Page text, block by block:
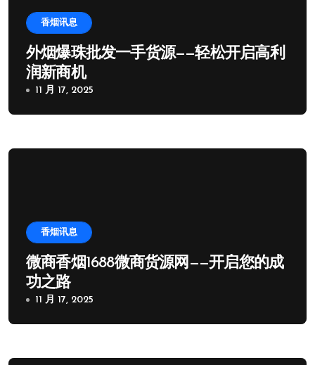
香烟讯息
外烟爆珠批发一手货源——轻松开启高利
润新商机
11 月 17, 2025
香烟讯息
微商香烟1688微商货源网——开启您的成
功之路
11 月 17, 2025